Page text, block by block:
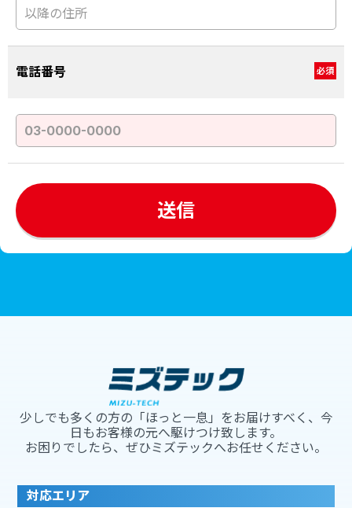
電話番号 必須
少しでも多くの方の「ほっと一息」をお届けすべく、今
日もお客様の元へ駆けつけ致します。
お困りでしたら、ぜひミズテックへお任せください。
対応エリア